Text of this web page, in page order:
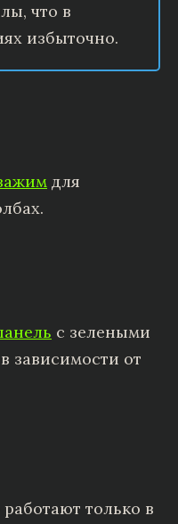
что в
избыточно.
для
с зелеными
зависимости от
только в